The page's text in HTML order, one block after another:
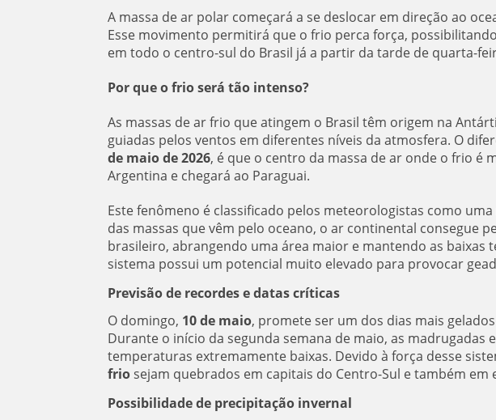
A massa de ar polar começará a se deslocar em direção ao
Esse movimento permitirá que o frio perca força,
em todo o centro-sul do Brasil já a partir da tarde de quarta-
Por que o frio será tão intenso?
As massas de ar frio que atingem o Brasil têm origem na
guiadas pelos ventos em diferentes níveis da atmosfera. O
de maio de 2026, é que o centro da massa de ar onde o frio é
Argentina e chegará ao Paraguai.
Este fenômeno é classificado pelos meteorologistas como uma
das massas que vêm pelo oceano, o ar continental consegue
brasileiro, abrangendo uma área maior e mantendo as baixas
sistema possui um potencial muito elevado para provocar
Previsão de recordes e datas críticas
O domingo, 10 de maio, promete ser um dos dias mais
Durante o início da segunda semana de maio, as madrugadas
temperaturas extremamente baixas. Devido à força desse
friosejam quebrados em capitais do Centro-Sul e também em
Possibilidade de precipitação invernal